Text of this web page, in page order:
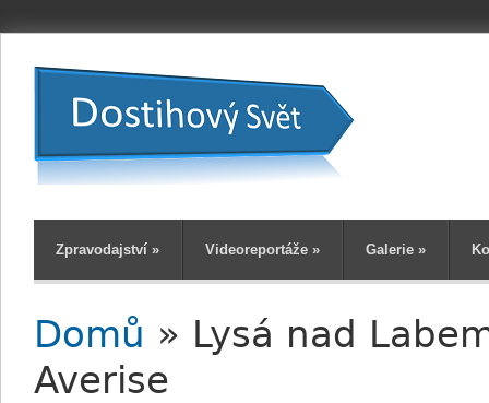
Zpravodajství » Videoreportáže » Galerie »
Jste zde
Domů » Lysá nad
Averise